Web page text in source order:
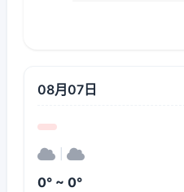
08月07日
0° ~ 0°